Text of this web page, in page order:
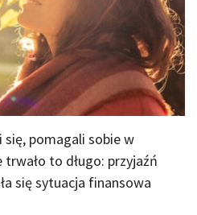
pomagali sobie w
to długo: przyjaźń
się sytuacja finansowa